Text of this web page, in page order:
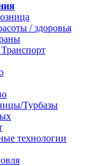
/ здоровья
Турбазы
технологии